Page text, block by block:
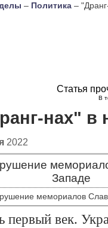
– Политика –
Статья
В
нах" в
2022
мемориалов
первый век.